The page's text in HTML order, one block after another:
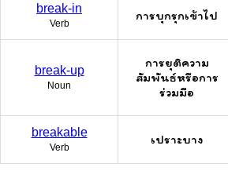
break-in
Verb
การบุกรุกเข้าไป
break-up
Noun
การยุติความ
สัมพันธ์หรือการ
ร่วมมือ
breakable
Verb
เปราะบาง